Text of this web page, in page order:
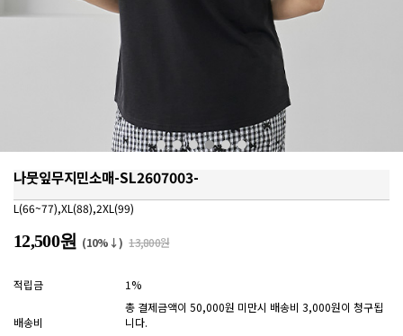
나뭇잎무지민소매-SL2607003-
L(66~77),XL(88),2XL(99)
12,500원 (10%↓) 13,800원
적립금 1%
배송비
총 결제금액이 50,000원 미만시 배송비 3,000원이 청구됩
니다.